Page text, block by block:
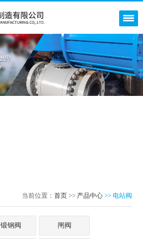
当前位置： 首页>> 产品中心>> 电站阀
锻钢阀 闸阀